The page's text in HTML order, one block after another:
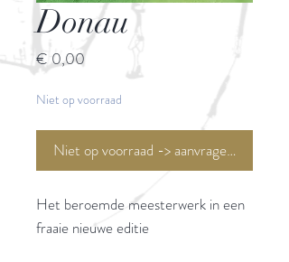
Donau
€ 0,00Prijs
Niet op voorraad
Niet op voorraad -> aanvragen <-
Het beroemde meesterwerk in een
fraaie nieuwe editie